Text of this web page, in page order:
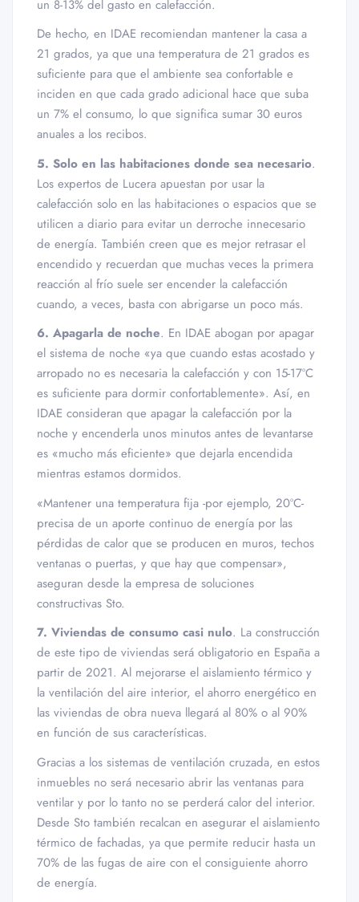
un 8-13% del gasto en calefacción.
De hecho, en IDAE recomiendan mantener la casa a
21 grados, ya que una temperatura de 21 grados es
suficiente para que el ambiente sea confortable e
inciden en que cada grado adicional hace que suba
un 7% el consumo, lo que significa sumar 30 euros
anuales a los recibos.
5. Solo en las habitaciones donde sea necesario.
Los expertos de Lucera apuestan por usar la
calefacción solo en las habitaciones o espacios que se
utilicen a diario para evitar un derroche innecesario
de energía. También creen que es mejor retrasar el
encendido y recuerdan que muchas veces la primera
reacción al frío suele ser encender la calefacción
cuando, a veces, basta con abrigarse un poco más.
6. Apagarla de noche. En IDAE abogan por apagar
el sistema de noche «ya que cuando estas acostado y
arropado no es necesaria la calefacción y con 15-17ºC
es suficiente para dormir confortablemente». Así, en
IDAE consideran que apagar la calefacción por la
noche y encenderla unos minutos antes de levantarse
es «mucho más eficiente» que dejarla encendida
mientras estamos dormidos.
«Mantener una temperatura fija -por ejemplo, 20ºC-
precisa de un aporte continuo de energía por las
pérdidas de calor que se producen en muros, techos
ventanas o puertas, y que hay que compensar»,
aseguran desde la empresa de soluciones
constructivas Sto.
7. Viviendas de consumo casi nulo. La construcción
de este tipo de viviendas será obligatorio en España a
partir de 2021. Al mejorarse el aislamiento térmico y
la ventilación del aire interior, el ahorro energético en
las viviendas de obra nueva llegará al 80% o al 90%
en función de sus características.
Gracias a los sistemas de ventilación cruzada, en estos
inmuebles no será necesario abrir las ventanas para
ventilar y por lo tanto no se perderá calor del interior.
Desde Sto también recalcan en asegurar el aislamiento
térmico de fachadas, ya que permite reducir hasta un
70% de las fugas de aire con el consiguiente ahorro
de energía.